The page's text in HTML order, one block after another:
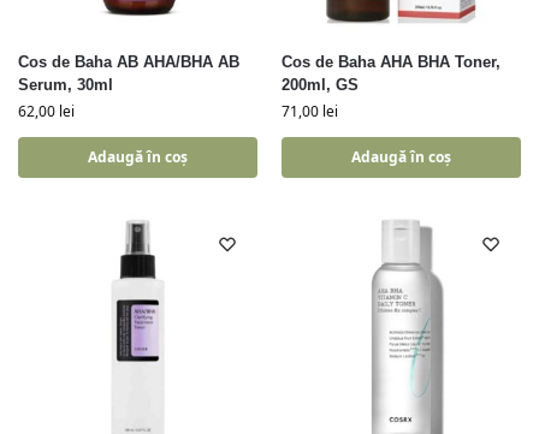
Cos de Baha AB AHA/BHA AB
Serum, 30ml
62,00 lei
Adaugă în coș
Cos de Baha AHA BHA Toner,
200ml, GS
71,00 lei
Adaugă în coș